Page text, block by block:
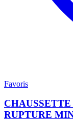
Favoris
RUPTURE